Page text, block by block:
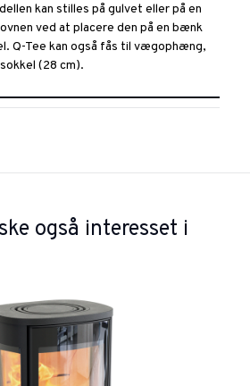
kan stilles på gulvet eller på en
ved at placere den på en bænk
Q-Tee kan også fås til vægophæng,
(28 cm).
også interesset i